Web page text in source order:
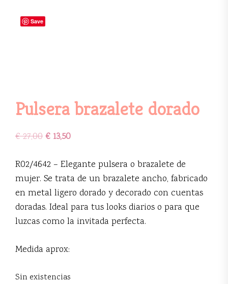
Save
Pulsera brazalete dorado
€27,00€ 13,50
R02/4642 – Elegante pulsera o brazalete de
mujer. Se trata de un brazalete ancho, fabricado
en metal ligero dorado y decorado con cuentas
doradas. Ideal para tus looks diarios o para que
luzcas como la invitada perfecta.
Medida aprox:
Sin existencias